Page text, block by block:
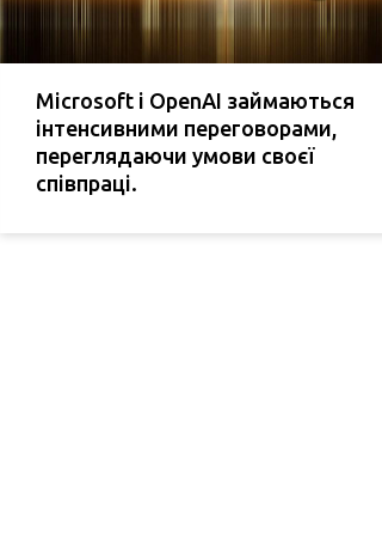
Microsoft і OpenAI займаються
інтенсивними переговорами,
переглядаючи умови своєї
співпраці.